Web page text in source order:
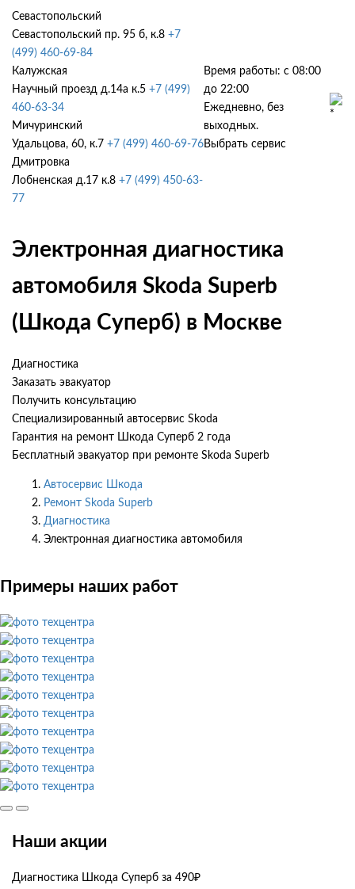
Севастопольский
Севастопольский пр. 95 б, к.8 +7
(499) 460-69-84
Калужская
Научный проезд д.14а к.5 +7 (499)
460-63-34
Мичуринский
Удальцова, 60, к.7 +7 (499) 460-69-76
Дмитровка
Лобненская д.17 к.8 +7 (499) 450-63-
77
Время работы: с 08:00
до 22:00
Ежедневно, без
выходных.
Выбрать сервис
Электронная диагностика
автомобиля Skoda Superb
(Шкода Суперб) в Москве
Диагностика
Заказать эвакуатор
Получить консультацию
Специализированный автосервис Skoda
Гарантия на ремонт Шкода Суперб 2 года
Бесплатный эвакуатор при ремонте Skoda Superb
Автосервис Шкода
Ремонт Skoda Superb
Диагностика
Электронная диагностика автомобиля
Примеры наших работ
Наши акции
Диагностика Шкода Суперб за 490₽